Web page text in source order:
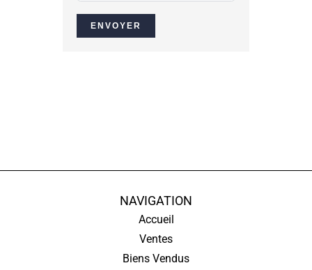
ENVOYER
NAVIGATION
Accueil
Ventes
Biens Vendus